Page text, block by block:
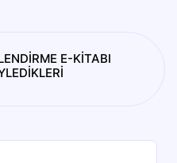
E-KİTABI